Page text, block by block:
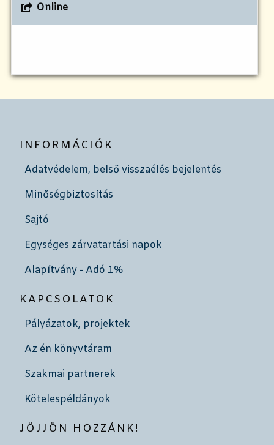
Online
INFORMÁCIÓK
Adatvédelem, belső visszaélés bejelentés
Minőségbiztosítás
Sajtó
Egységes zárvatartási napok
Alapítvány - Adó 1%
KAPCSOLATOK
Pályázatok, projektek
Az én könyvtáram
Szakmai partnerek
Kötelespéldányok
JÖJJÖN HOZZÁNK!